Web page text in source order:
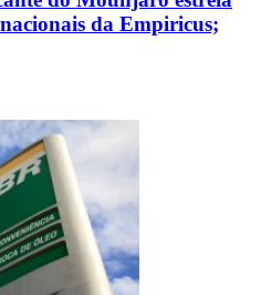
da Empiricus;